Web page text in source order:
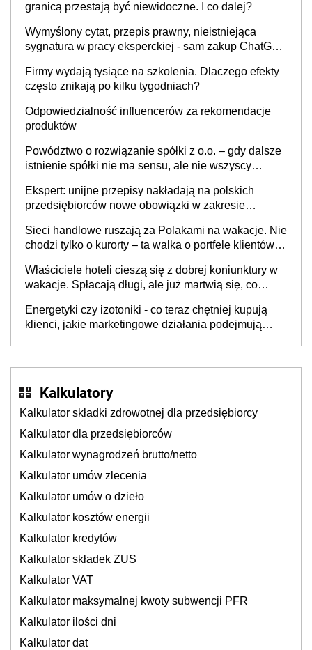
granicą przestają być niewidoczne. I co dalej?
Wymyślony cytat, przepis prawny, nieistniejąca
sygnatura w pracy eksperckiej - sam zakup ChatGPT
Firmy wydają tysiące na szkolenia. Dlaczego efekty
często znikają po kilku tygodniach?
Odpowiedzialność influencerów za rekomendacje
produktów
Powództwo o rozwiązanie spółki z o.o. – gdy dalsze
istnienie spółki nie ma sensu, ale nie wszyscy
Ekspert: unijne przepisy nakładają na polskich
przedsiębiorców nowe obowiązki w zakresie
Sieci handlowe ruszają za Polakami na wakacje. Nie
chodzi tylko o kurorty – ta walka o portfele klientów
cichu
Właściciele hoteli cieszą się z dobrej koniunktury w
wakacje. Spłacają długi, ale już martwią się, co
Energetyki czy izotoniki - co teraz chętniej kupują
klienci, jakie marketingowe działania podejmują
Kalkulatory
Kalkulator składki zdrowotnej dla przedsiębiorcy
Kalkulator dla przedsiębiorców
Kalkulator wynagrodzeń brutto/netto
Kalkulator umów zlecenia
Kalkulator umów o dzieło
Kalkulator kosztów energii
Kalkulator kredytów
Kalkulator składek ZUS
Kalkulator VAT
Kalkulator maksymalnej kwoty subwencji PFR
Kalkulator ilości dni
Kalkulator dat